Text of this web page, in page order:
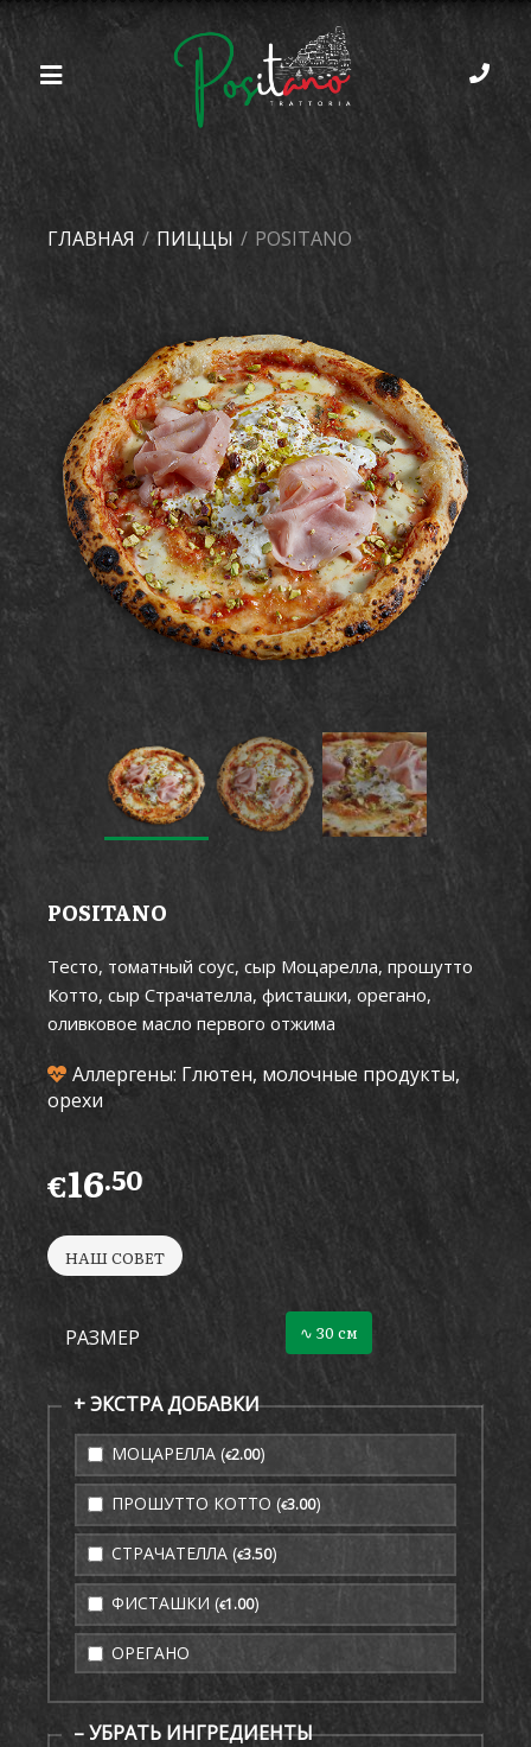
ГЛАВНАЯ / ПИЦЦЫ / POSITANO
POSITANO
Тесто, томатный соус, сыр Моцарелла, прошутто
Котто, сыр Страчателла, фисташки, орегано,
оливковое масло первого отжима
Аллергены: Глютен, молочные продукты,
орехи
€16.50
НАШ СОВЕТ
РАЗМЕР ∿ 30 см
+ ЭКСТРА ДОБАВКИ
МОЦАРЕЛЛА (€2.00)
ПРОШУТТО КОТТО (€3.00)
СТРАЧАТЕЛЛА (€3.50)
ФИСТАШКИ (€1.00)
ОРЕГАНО
– УБРАТЬ ИНГРЕДИЕНТЫ